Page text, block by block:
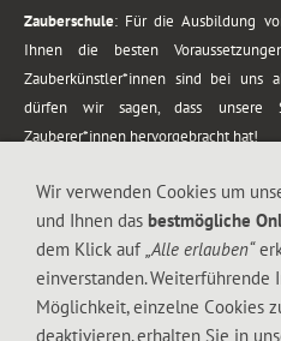
Zauberschule: Für die Ausbildung
Ihnen die besten
Zauberkünstler*innen sind bei uns
dürfen wir sagen, dass unsere
Zauberer*innen hervorgebracht hat!
vom Kinderprogramm bis zur
meiner Zauber-Sprech-Show,
gewürzt mit Gags und visuellen
Wir verwenden Cookies um
und Ihnen das bestmögliche
dem Klick auf „Alle erlauben“
einverstanden. Weiterführende
Möglichkeit, einzelne Cookies
deaktivieren, erhalten Sie in